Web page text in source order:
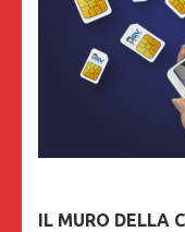
IL MURO DELLA